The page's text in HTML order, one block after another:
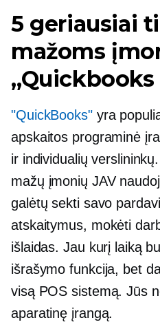
5 geriausiai
mažoms
„Quickbooks
"QuickBooks"yra
apskaitos programinė
ir individualių
mažų įmonių JAV
galėtų sekti savo
atskaitymus, mokėti
išlaidas. Jau kurį laiką
išrašymo funkcija, bet
visą POS sistemą. Jūs
aparatinę įrangą.